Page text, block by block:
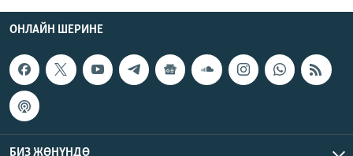
ОНЛАЙН ШЕРИНЕ
БИЗ ЖӨНҮНДӨ